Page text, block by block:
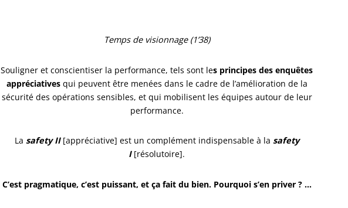
Temps de visionnage (1’38)
Souligner et conscientiser la performance, tels sont les principes des enquêtes
appréciativesqui peuvent être menées dans le cadre de l’amélioration de la
sécurité des opérations sensibles, et qui mobilisent les équipes autour de leur
performance.
La safety II[appréciative] est un complément indispensable à la safety
I[résolutoire].
C’est pragmatique, c’est puissant, et ça fait du bien. Pourquoi s’en priver ? …